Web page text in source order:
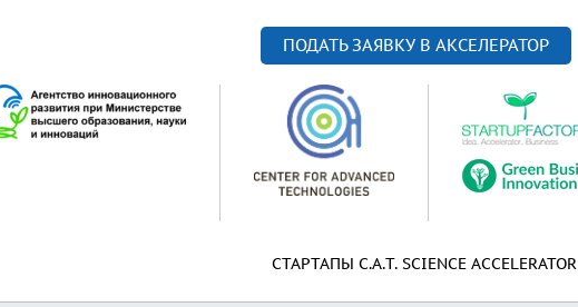
ПОДАТЬ ЗАЯВКУ В АКСЕЛЕРАТОР
СТАРТАПЫ C.A.T. SCIENCE ACCELERATOR